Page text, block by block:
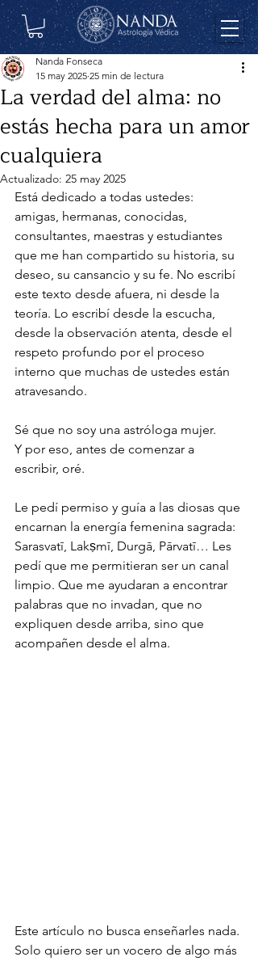
La verdad del alma: no
estás hecha para un amor
cualquiera
Nanda Fonseca
15 may 2025 25 min de lectura
Actualizado: 25 may 2025
Está dedicado a todas ustedes:
amigas, hermanas, conocidas,
consultantes, maestras y estudiantes
que me han compartido su historia, su
deseo, su cansancio y su fe. No escribí
este texto desde afuera, ni desde la
teoría. Lo escribí desde la escucha,
desde la observación atenta, desde el
respeto profundo por el proceso
interno que muchas de ustedes están
atravesando.
Sé que no soy una astróloga mujer.
Y por eso, antes de comenzar a
escribir, oré.
Le pedí permiso y guía a las diosas que
encarnan la energía femenina sagrada:
Sarasvatī, Lakṣmī, Durgā, Pārvatī… Les
pedí que me permitieran ser un canal
limpio. Que me ayudaran a encontrar
palabras que no invadan, que no
expliquen desde arriba, sino que
acompañen desde el alma.
Este artículo no busca enseñarles nada.
Solo quiero ser un vocero de algo más